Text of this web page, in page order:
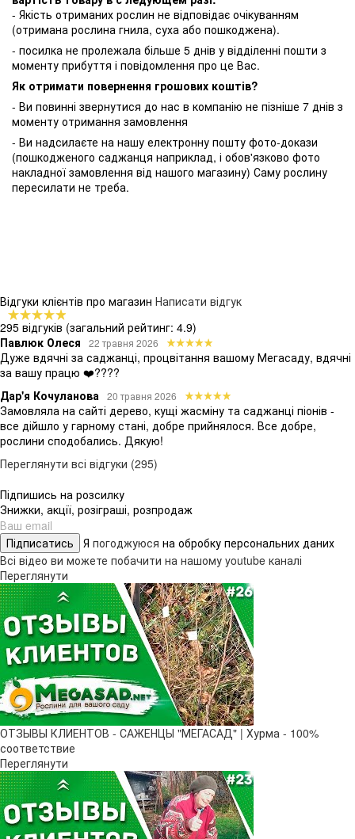
- Якість отриманих рослин не відповідає очікуванням
(отримана рослина гнила, суха або пошкоджена).
- посилка не пролежала більше 5 днів у відділенні пошти з
моменту прибуття і повідомлення про це Вас.
Як отримати повернення грошових коштів?
- Ви повинні звернутися до нас в компанію не пізніше 7 днів з
моменту отримання замовлення
- Ви надсилаєте на нашу електронну пошту фото-докази
(пошкодженого саджанця наприклад, і обов'язково фото
накладної замовлення від нашого магазину) Саму рослину
пересилати не треба.
Відгуки клієнтів про магазин Написати відгук
295 відгуків (загальний рейтинг: 4.9)
Павлюк Олеся
22 травня 2026
Дуже вдячні за саджанці, процвітання вашому Мегасаду, вдячні
за вашу працю ❤️????
Дар'я Кочуланова 20 травня 2026
Замовляла на сайті дерево, кущі жасміну та саджанці піонів -
все дійшло у гарному стані, добре прийнялося. Все добре,
рослини сподобались. Дякую!
Переглянути всі відгуки (295)
Підпишись на розсилку
Знижки, акції, розіграші, розпродаж
Підписатись Я погоджуюся на обробку персональних даних
Всі відео ви можете побачити на нашому youtube каналі
Переглянути
ОТЗЫВЫ КЛИЕНТОВ - САЖЕНЦЫ "МЕГАСАД" | Хурма - 100%
соответствие
Переглянути